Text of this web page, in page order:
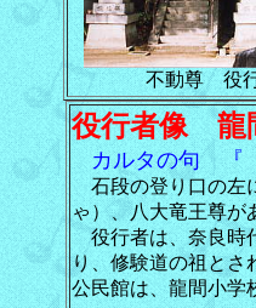
不動尊 役行
役行者像 龍
カルタの句
石段の登り口の左
ゃ）、八大竜王尊が
役行者は、奈良時
り、修験道の祖とさ
公民館は、龍間小学